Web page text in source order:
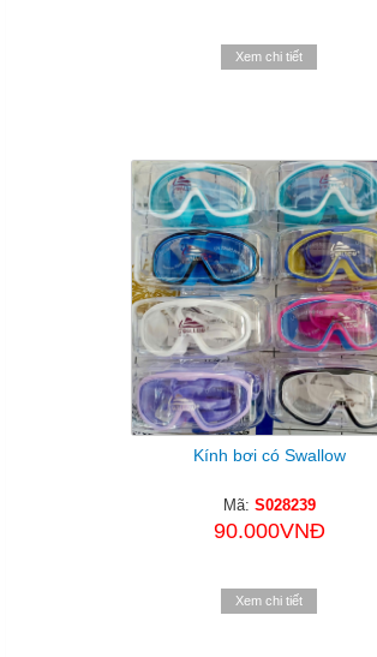
Xem chi tiết
Kính bơi có Swallow
Mã: S028239
90.000VNĐ
Xem chi tiết